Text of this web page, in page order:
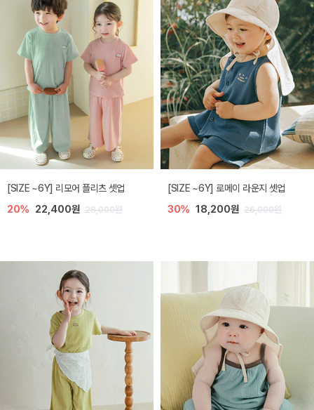
[SIZE ~6Y] 리모어 플리츠 셋업
20% 22,400원 28,000원
[SIZE ~6Y] 로메이 라운지 셋업
30% 18,200원 26,000원